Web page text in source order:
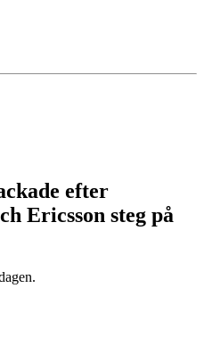
efter
Ericsson steg på